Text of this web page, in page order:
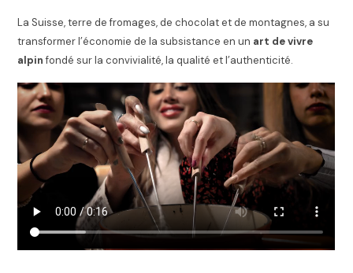
La Suisse, terre de fromages, de chocolat et de montagnes, a su
transformer l’économie de la subsistance en un art de vivre
alpinfondé sur la convivialité, la qualité et l’authenticité.